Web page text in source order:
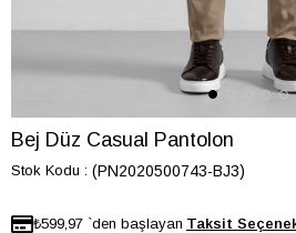
Bej Düz Casual Pantolon
Stok Kodu (PN2020500743-BJ3)
₺599,97 `den başlayan